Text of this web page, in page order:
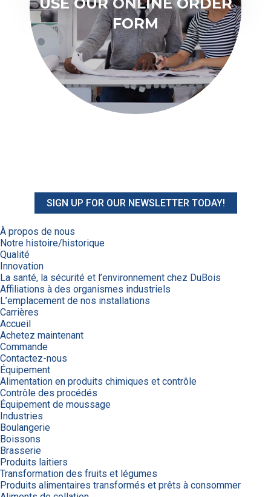
FORM
SIGN UP FOR OUR NEWSLETTER TODAY!
À propos de nous
Notre histoire/historique
Qualité
Innovation
La santé, la sécurité et l’environnement chez DuBois
Affiliations à des organismes industriels
L’emplacement de nos installations
Carrières
Accueil
Achetez maintenant
Commande
Contactez-nous
Équipement
Alimentation en produits chimiques et contrôle
Contrôle des procédés
Équipement de moussage
Industries
Boulangerie
Boissons
Brasserie
Produits laitiers
Transformation des fruits et légumes
Produits alimentaires transformés et prêts à consommer